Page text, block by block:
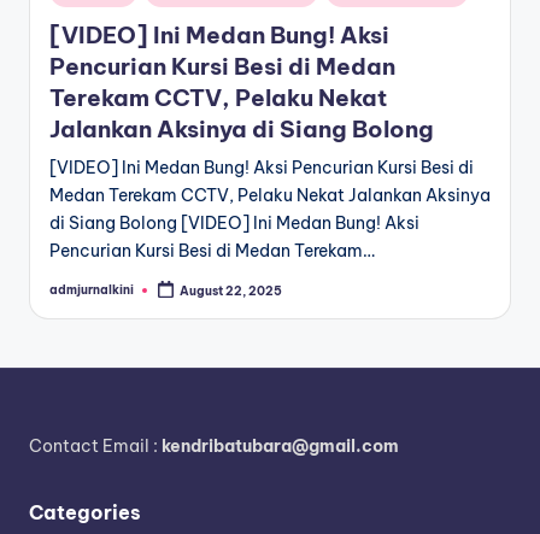
n
in
[VIDEO] Ini Medan Bung! Aksi
Pencurian Kursi Besi di Medan
Terekam CCTV, Pelaku Nekat
Jalankan Aksinya di Siang Bolong
[VIDEO] Ini Medan Bung! Aksi Pencurian Kursi Besi di
Medan Terekam CCTV, Pelaku Nekat Jalankan Aksinya
di Siang Bolong [VIDEO] Ini Medan Bung! Aksi
Pencurian Kursi Besi di Medan Terekam…
Posted
admjurnalkini August 22, 2025
Contact Email : kendribatubara@gmail.com
Categories